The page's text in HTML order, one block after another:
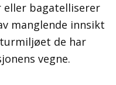
eller bagatelliserer
manglende innsikt
de har
vegne.